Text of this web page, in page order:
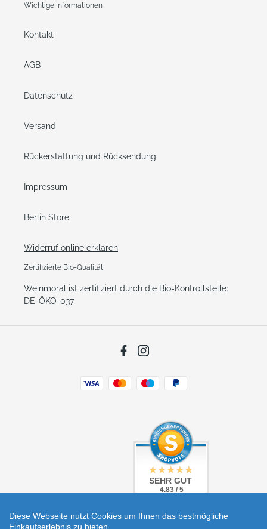
Wichtige Informationen
Kontakt
AGB
Datenschutz
Versand
Rückerstattung und Rücksendung
Impressum
Berlin Store
Widerruf online erklären
Zertifizierte Bio-Qualität
Weinmoral ist zertifiziert durch die Bio-Kontrollstelle:
DE-ÖKO-037
Facebook
Zahlungsarten
SEHR GUT
4.83 / 5
bei: shopvote.de
SEHR GUT
4.83 / 5
bei: shopvote.de
Diese Webseite nutzt Cookies um Ihnen das bestmögliche
Einkaufserlebnis zu bieten.